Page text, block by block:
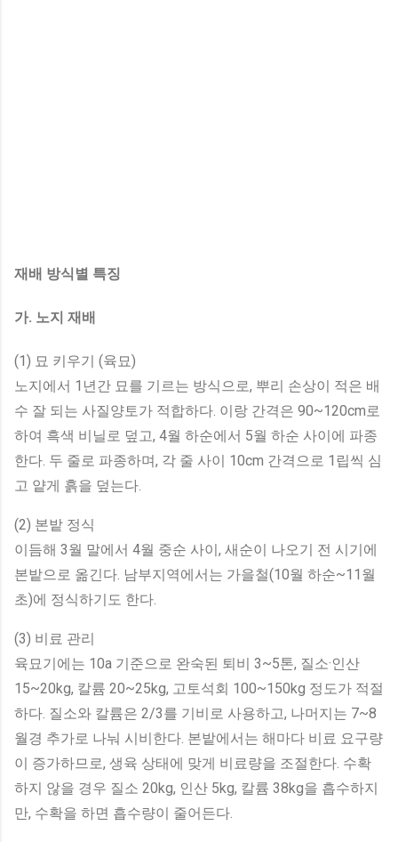
재배 방식별 특징
가. 노지 재배
(1) 묘 키우기 (육묘)
노지에서 1년간 묘를 기르는 방식으로, 뿌리 손상이 적은 배
수 잘 되는 사질양토가 적합하다. 이랑 간격은 90~120cm로
하여 흑색 비닐로 덮고, 4월 하순에서 5월 하순 사이에 파종
한다. 두 줄로 파종하며, 각 줄 사이 10cm 간격으로 1립씩 심
고 얕게 흙을 덮는다.
(2) 본밭 정식
이듬해 3월 말에서 4월 중순 사이, 새순이 나오기 전 시기에
본밭으로 옮긴다. 남부지역에서는 가을철(10월 하순~11월
초)에 정식하기도 한다.
(3) 비료 관리
육묘기에는 10a 기준으로 완숙된 퇴비 3~5톤, 질소·인산
15~20kg, 칼륨 20~25kg, 고토석회 100~150kg 정도가 적절
하다. 질소와 칼륨은 2/3를 기비로 사용하고, 나머지는 7~8
월경 추가로 나눠 시비한다. 본밭에서는 해마다 비료 요구량
이 증가하므로, 생육 상태에 맞게 비료량을 조절한다. 수확
하지 않을 경우 질소 20kg, 인산 5kg, 칼륨 38kg을 흡수하지
만, 수확을 하면 흡수량이 줄어든다.